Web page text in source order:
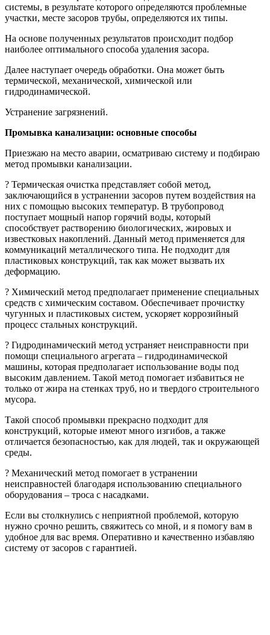
системы, в результате которого определяются проблемные
участки, месте засоров трубы, определяются их типы.
На основе полученных результатов происходит подбор
наиболее оптимального способа удаления засора.
Далее наступает очередь обработки. Она может быть
термической, механической, химической или
гидродинамической.
Устранение загрязнений.
Промывка канализации: основные способы
Приезжаю на место аварии, осматриваю систему и подбираю
метод промывки канализации.
? Термическая очистка представляет собой метод,
заключающийся в устранении засоров путем воздействия на
них с помощью высоких температур. В трубопровод
поступает мощный напор горячий воды, который
способствует растворению биологических, жировых и
известковых накоплений. Данный метод применяется для
коммуникаций металлического типа. Не подходит для
пластиковых конструкций, так как может вызвать их
деформацию.
? Химический метод предполагает применение специальных
средств с химическим составом. Обеспечивает прочистку
чугунных и пластиковых систем, ускоряет коррозийный
процесс стальных конструкций.
? Гидродинамический метод устраняет неисправности при
помощи специального агрегата – гидродинамической
машины, которая предполагает использование воды под
высоким давлением. Такой метод помогает избавиться не
только от жира на стенках труб, но и твердого строительного
мусора.
Такой способ промывки прекрасно подходит для
конструкций, которые имеют много изгибов, а также
отличается безопасностью, как для людей, так и окружающей
среды.
? Механический метод помогает в устранении
неисправностей благодаря использованию специального
оборудования – троса с насадками.
Если вы столкнулись с неприятной проблемой, которую
нужно срочно решить, свяжитесь со мной, и я помогу вам в
удобное для вас время. Оперативно и качественно избавляю
систему от засоров с гарантией.